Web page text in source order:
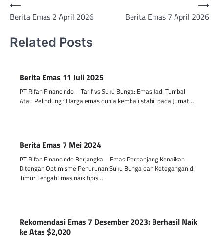
Post
navigation
⟵
Berita Emas 2 April 2026
Berita Emas 7 April 2026
⟶
Related Posts
Berita Emas 11 Juli 2025
PT Rifan Financindo – Tarif vs Suku Bunga: Emas Jadi Tumbal
Atau Pelindung? Harga emas dunia kembali stabil pada Jumat…
Berita Emas 7 Mei 2024
PT Rifan Financindo Berjangka – Emas Perpanjang Kenaikan
Ditengah Optimisme Penurunan Suku Bunga dan Ketegangan di
Timur TengahEmas naik tipis…
Rekomendasi Emas 7 Desember 2023: Berhasil Naik
ke Atas $2,020